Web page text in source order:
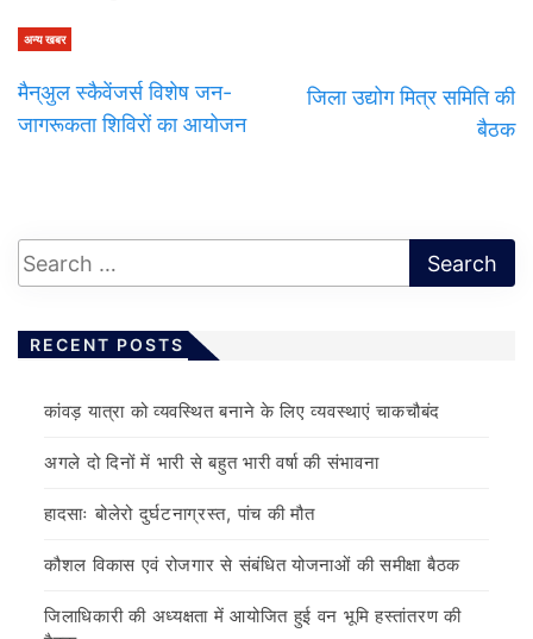
अन्य खबर
मैन्अुल स्कैवेंजर्स विशेष जन-
जागरूकता शिविरों का आयोजन
जिला उद्योग मित्र समिति की
बैठक
RECENT POSTS
कांवड़ यात्रा को व्यवस्थित बनाने के लिए व्यवस्थाएं चाकचौबंद
अगले दो दिनों में भारी से बहुत भारी वर्षा की संभावना
हादसाः बोलेरो दुर्घटनाग्रस्त, पांच की मौत
कौशल विकास एवं रोजगार से संबंधित योजनाओं की समीक्षा बैठक
जिलाधिकारी की अध्यक्षता में आयोजित हुई वन भूमि हस्तांतरण की